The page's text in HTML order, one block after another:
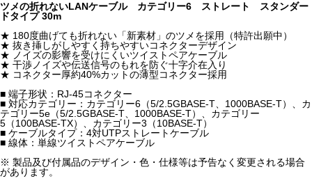
ツメの折れないLANケーブル カテゴリー6 ストレート スタンダー
ドタイプ 30m
★ 180度曲げても折れない「新素材」のツメを採用（特許出願中）
★ 抜き挿しがしやすく持ちやすいコネクターデザイン
★ ノイズの影響を受けにくいツイストペアケーブル
★ 干渉ノイズや伝送信号のもれを防ぐ十字介在入り
★ コネクター厚約40%カットの薄型コネクター採用
■ 端子形状：RJ-45コネクター
■ 対応カテゴリー：カテゴリー6（5/2.5GBASE-T、1000BASE-T）、カ
テゴリー5e（5/2.5GBASE-T、1000BASE-T）、カテゴリー
5（100BASE-TX）、カテゴリー3（10BASE-T）
■ ケーブルタイプ：4対UTPストレートケーブル
■ 線体：単線ツイストペアケーブル
※ 製品及び付属品のデザイン・色・仕様等は予告なく変更される場合
があります。